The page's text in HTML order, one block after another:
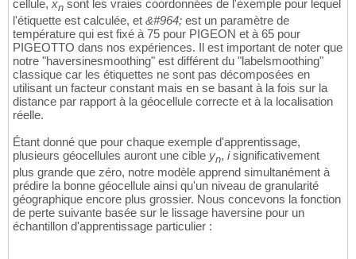
cellule, xn sont les vraies coordonnées de l'exemple pour lequel
l'étiquette est calculée, et &#964; est un paramètre de
température qui est fixé à 75 pour PIGEON et à 65 pour
PIGEOTTO dans nos expériences. Il est important de noter que
notre "haversinesmoothing" est différent du "labelsmoothing"
classique car les étiquettes ne sont pas décomposées en
utilisant un facteur constant mais en se basant à la fois sur la
distance par rapport à la géocellule correcte et à la localisation
réelle.
Étant donné que pour chaque exemple d'apprentissage,
plusieurs géocellules auront une cible yn, isignificativement
plus grande que zéro, notre modèle apprend simultanément à
prédire la bonne géocellule ainsi qu'un niveau de granularité
géographique encore plus grossier. Nous concevons la fonction
de perte suivante basée sur le lissage haversine pour un
échantillon d'apprentissage particulier :